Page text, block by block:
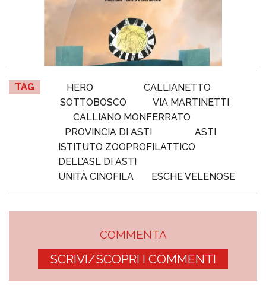
TAG HERO
CALLIANETTO
SOTTOBOSCO
VIA MARTINETTI
CALLIANO MONFERRATO
PROVINCIA DI ASTI
ASTI
ISTITUTO ZOOPROFILATTICO
DELL’ASL DI ASTI
UNITÀ CINOFILA
ESCHE VELENOSE
COMMENTA
SCRIVI/SCOPRI I COMMENTI